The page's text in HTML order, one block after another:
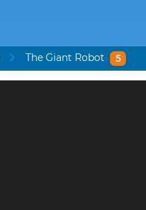
The Giant Robot 5